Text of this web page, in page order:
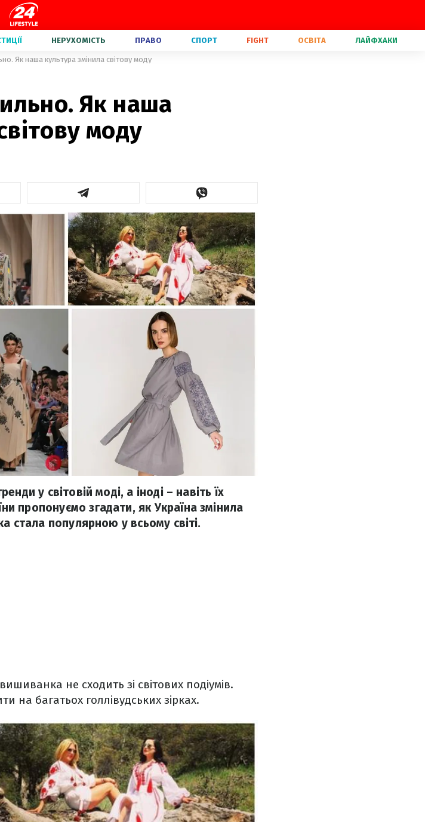
НЕРУХОМІСТЬ ПРАВО СПОРТ FIGHT ОСВІТА ЛАЙФХАКИ
Як наша культура змінила світову моду
Як наша
моду
у світовій моді, а іноді – навіть їх
пропонуємо згадати, як Україна змінила
стала популярною у всьому світі.
не сходить зі світових подіумів.
на багатьох голлівудських зірках.